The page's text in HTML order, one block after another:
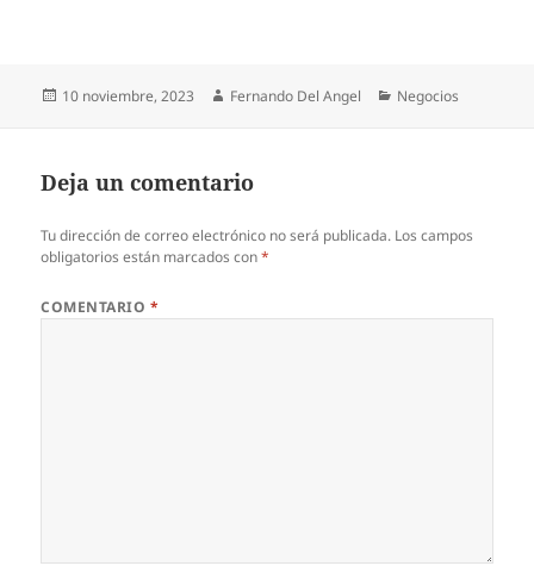
Publicado
10 noviembre, 2023 Autor
Fernando Del Angel Categorías
Negocios
Deja un comentario
Tu dirección de correo electrónico no será publicada. Los campos
obligatorios están marcados con*
COMENTARIO *